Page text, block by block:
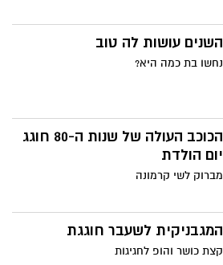
השנים עושות לה טוב
נחשו בת כמה היא?
הכוכב העולה של שנות ה-80 חוגג
יום הולדת
מברוק לשי קרמונה
המגבניקית לשעבר חוגגת
קצת כושר והופ לחגיגות